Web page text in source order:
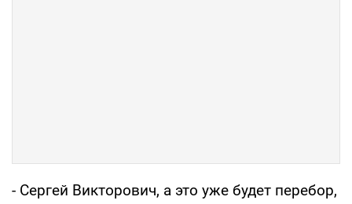
- Сергей Викторович, а это уже будет перебор,